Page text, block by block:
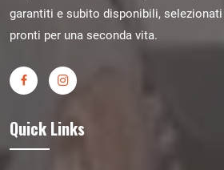
garantiti e subito disponibili,
pronti per una seconda vita.
Quick Links